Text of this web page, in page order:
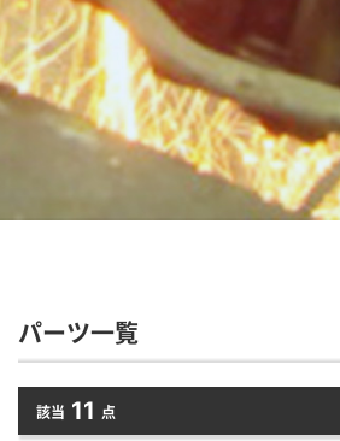
パーツ一覧
該当 11 点